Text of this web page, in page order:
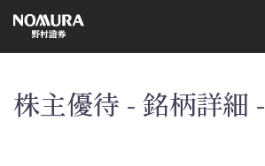
の
ー
株主優待 - 銘柄詳細 -